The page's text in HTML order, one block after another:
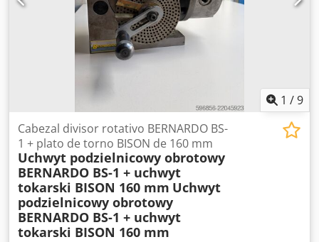
1 /9
Cabezal divisor rotativo BERNARDO BS-
1 + plato de torno BISON de 160 mm
Uchwyt podzielnicowy obrotowy
BERNARDO BS-1 + uchwyt
tokarski BISON 160 mm Uchwyt
podzielnicowy obrotowy
BERNARDO BS-1 + uchwyt
tokarski BISON 160 mm